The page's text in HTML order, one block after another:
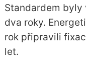
Standardem byly
dva roky.
rok připravili
let.